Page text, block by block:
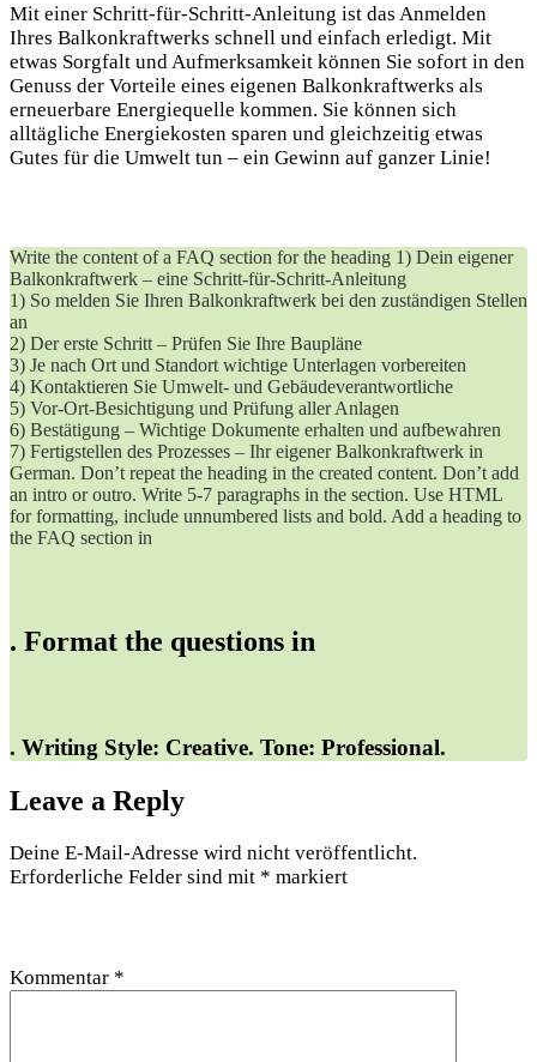
Mit einer Schritt-für-Schritt-Anleitung ist das Anmelden
Ihres Balkonkraftwerks schnell und einfach erledigt. Mit
etwas ‌Sorgfalt und Aufmerksamkeit können ⁢Sie sofort in den
Genuss der Vorteile eines eigenen Balkonkraftwerks als
erneuerbare Energiequelle kommen. Sie können sich
alltägliche Energiekosten sparen und gleichzeitig‌ etwas
Gutes für die ⁣Umwelt tun – ein Gewinn auf ganzer Linie!
Write the content of a‌ FAQ section for the heading 1) Dein ‌eigener
Balkonkraftwerk – eine Schritt-für-Schritt-Anleitung
1) So ⁤melden Sie Ihren Balkonkraftwerk bei ⁤den zuständigen Stellen
an
2) Der erste ​Schritt – Prüfen Sie Ihre ⁢Baupläne
3) Je nach Ort⁤ und Standort‌ wichtige Unterlagen vorbereiten
4) Kontaktieren ‍Sie​ Umwelt- und Gebäudeverantwortliche
5) Vor-Ort-Besichtigung und‍ Prüfung aller Anlagen
6) ⁤Bestätigung – ⁤Wichtige Dokumente erhalten und ‍aufbewahren
7) Fertigstellen des Prozesses – Ihr eigener Balkonkraftwerk in
German. Don’t repeat the heading in the created ‌content. ⁣Don’t add
an intro⁣ or outro. Write 5-7 ⁢paragraphs in the section. ⁤Use HTML
for formatting, include unnumbered lists and bold. Add a ‍heading ⁢to
the FAQ section ​in
. Format⁤ the questions in
. Writing‌ Style:‍ Creative. Tone: Professional.
Leave a Reply
Deine E-Mail-Adresse wird nicht veröffentlicht.
Erforderliche Felder sind mit * markiert
Kommentar *